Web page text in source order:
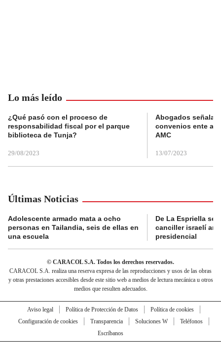
Lo más leído
¿Qué pasó con el proceso de
responsabilidad fiscal por el parque
biblioteca de Tunja?
29/08/2023
Abogados
convenios ente
AMC
13/07/2023
Últimas Noticias
Adolescente armado mata a ocho
personas en Tailandia, seis de ellas en
una escuela
De La Espriella se
canciller israelí
presidencial
© CARACOL S.A. Todos los derechos reservados.
CARACOL S.A. realiza una reserva expresa de las reproducciones y usos de las obras
y otras prestaciones accesibles desde este sitio web a medios de lectura mecánica u otros
medios que resulten adecuados.
Aviso legal Política de Protección de Datos
Política de cookies
Configuración de cookies
Transparencia Soluciones W
Teléfonos
Escríbanos